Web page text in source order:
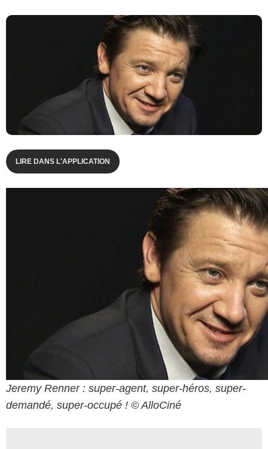
LIRE DANS L'APPLICATION
Jeremy Renner : super-agent, super-héros, super-
demandé, super-occupé ! © AlloCiné